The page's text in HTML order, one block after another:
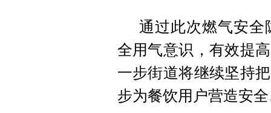
通过此次燃气安全
全用气意识，有效提
一步街道将继续坚持
步为餐饮用户营造安